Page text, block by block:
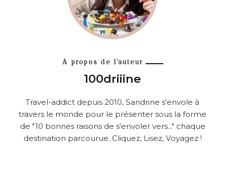
A propos de l'auteur
100driiine
Travel-addict depuis 2010, Sandrine s'envole à
travers le monde pour le présenter sous la forme
de "10 bonnes raisons de s'envoler vers..." chaque
destination parcourue. Cliquez, Lisez, Voyagez !